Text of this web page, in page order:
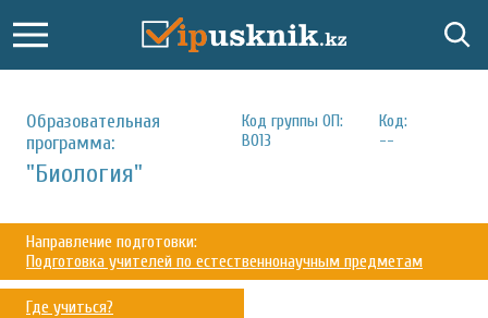
Образовательная
программа:
Код группы ОП:
В013
Код:
--
"Биология"
Направление подготовки:
Подготовка учителей по естественнонаучным предметам
Где учиться?